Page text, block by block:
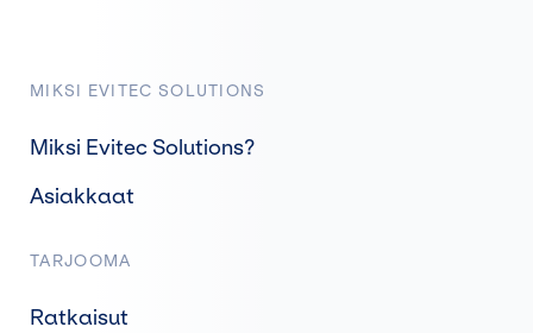
MIKSI EVITEC SOLUTIONS
Miksi Evitec Solutions?
Asiakkaat
TARJOOMA
Ratkaisut